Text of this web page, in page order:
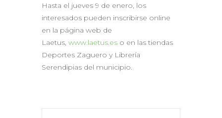
Hasta el jueves 9 de enero, los
interesados pueden inscribirse online
en la página web de
Laetus, www.laetus.es o en las tiendas
Deportes Zaguero y Librería
Serendipias del municipio.